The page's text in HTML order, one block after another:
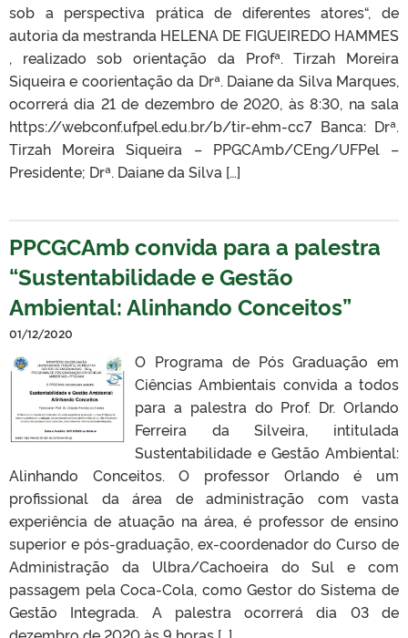
sob a perspectiva prática de diferentes atores“, de
autoria da mestranda HELENA DE FIGUEIREDO HAMMES​
, realizado sob orientação da Profª. Tirzah Moreira
Siqueira e coorientação da Drª. Daiane da Silva Marques,
ocorrerá dia 21 de dezembro de 2020, às 8:30, na sala
https://webconf.ufpel.edu.br/b/tir-ehm-cc7 Banca: Drª.
Tirzah Moreira Siqueira – PPGCAmb/CEng/UFPel –
Presidente; Drª. Daiane da Silva […]
PPCGCAmb convida para a palestra
“Sustentabilidade e Gestão
Ambiental: Alinhando Conceitos”
01/12/2020
O Programa de Pós Graduação em
Ciências Ambientais convida a todos
para a palestra do Prof. Dr. Orlando
Ferreira da Silveira, intitulada
Sustentabilidade e Gestão Ambiental:
Alinhando Conceitos. O professor Orlando é um
profissional da área de administração com vasta
experiência de atuação na área, é professor de ensino
superior e pós-graduação, ex-coordenador do Curso de
Administração da Ulbra/Cachoeira do Sul e com
passagem pela Coca-Cola, como Gestor do Sistema de
Gestão Integrada. A palestra ocorrerá dia 03 de
dezembro de 2020 às 9 horas […]